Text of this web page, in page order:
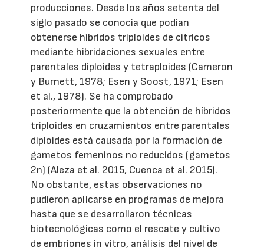
producciones. Desde los años setenta del
siglo pasado se conocía que podían
obtenerse híbridos triploides de cítricos
mediante hibridaciones sexuales entre
parentales diploides y tetraploides (Cameron
y Burnett, 1978; Esen y Soost, 1971; Esen
et al., 1978). Se ha comprobado
posteriormente que la obtención de híbridos
triploides en cruzamientos entre parentales
diploides está causada por la formación de
gametos femeninos no reducidos (gametos
2n) (Aleza et al. 2015, Cuenca et al. 2015).
No obstante, estas observaciones no
pudieron aplicarse en programas de mejora
hasta que se desarrollaron técnicas
biotecnológicas como el rescate y cultivo
de embriones in vitro, análisis del nivel de